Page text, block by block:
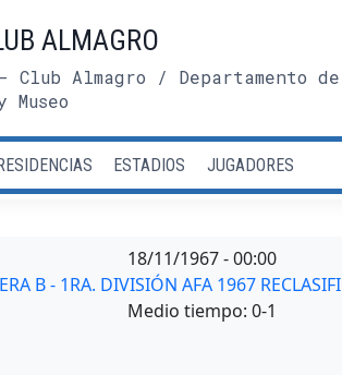
ALMAGRO
Club Almagro / Departamento
ESTADIOS JUGADORES
18/11/1967-00:00
B - 1RA. DIVISIÓN AFA 1967
Medio tiempo: 0-1